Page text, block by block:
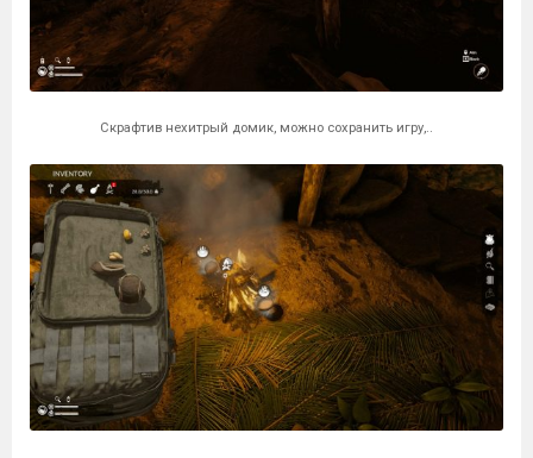
Скрафтив нехитрый домик, можно сохранить игру,..